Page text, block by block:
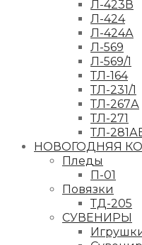
Л-423В
Л-424
Л-424А
Л-569
Л-569/1
ТЛ-164
ТЛ-231/1
ТЛ-267А
ТЛ-271
ТЛ-
НОВОГОДНЯЯ
Пледы
П-01
Повязки
ТД-205
СУВЕНИРЫ